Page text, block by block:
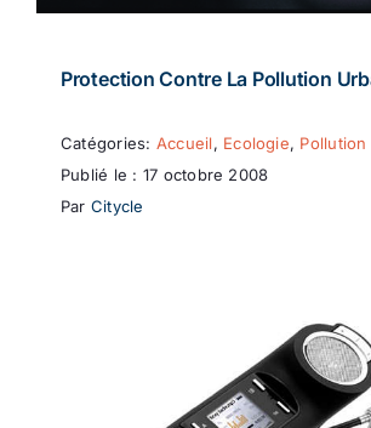
Protection Contre La Pollution
Catégories: Accueil, Ecologie, Pollution
Publié le : 17 octobre 2008
Par Citycle